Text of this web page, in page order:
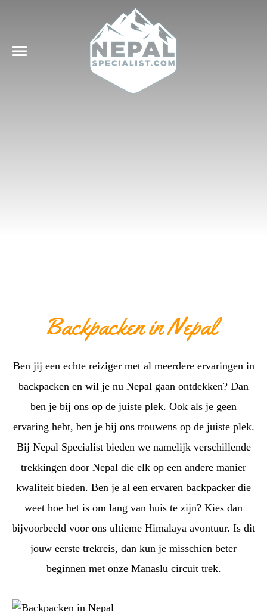
Backpacken in Nepal
Ben jij een echte reiziger met al meerdere ervaringen in
backpacken en wil je nu Nepal gaan ontdekken? Dan
ben je bij ons op de juiste plek. Ook als je geen
ervaring hebt, ben je bij ons trouwens op de juiste plek.
Bij Nepal Specialist bieden we namelijk verschillende
trekkingen door Nepal die elk op een andere manier
kwaliteit bieden. Ben je al een ervaren backpacker die
weet hoe het is om lang van huis te zijn? Kies dan
bijvoorbeeld voor ons ultieme Himalaya avontuur. Is dit
jouw eerste trekreis, dan kun je misschien beter
beginnen met onze Manaslu circuit trek.